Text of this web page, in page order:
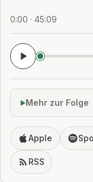
0:00 · 45:09
Mehr zur Folge
Apple
RSS